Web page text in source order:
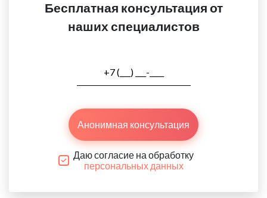
Бесплатная консультация от
наших специалистов
Анонимная консультация
Даю согласие на обработку
персональных данных